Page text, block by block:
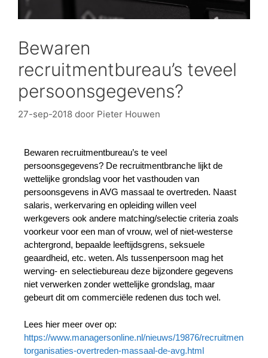
Bewaren
recruitmentbureau’s teveel
persoonsgegevens?
27-sep-2018 door Pieter Houwen
Bewaren recruitmentbureau’s te veel
persoonsgegevens? De recruitmentbranche lijkt de
wettelijke grondslag voor het vasthouden van
persoonsgevens in AVG massaal te overtreden. Naast
salaris, werkervaring en opleiding willen veel
werkgevers ook andere matching/selectie criteria zoals
voorkeur voor een man of vrouw, wel of niet-westerse
achtergrond, bepaalde leeftijdsgrens, seksuele
geaardheid, etc. weten. Als tussenpersoon mag het
werving- en selectiebureau deze bijzondere gegevens
niet verwerken zonder wettelijke grondslag, maar
gebeurt dit om commerciële redenen dus toch wel.
Lees hier meer over op:
https://www.managersonline.nl/nieuws/19876/recruitmen
torganisaties-overtreden-massaal-de-avg.html